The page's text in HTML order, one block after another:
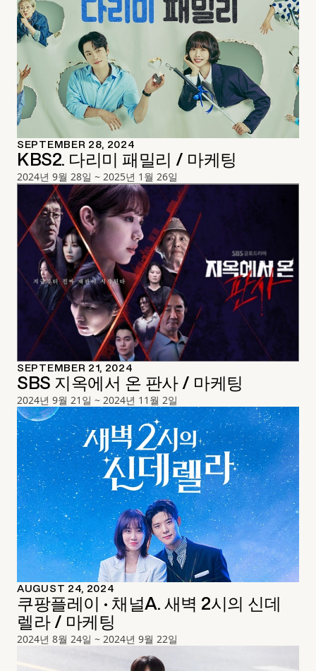
SEPTEMBER 28, 2024
KBS2. 다리미 패밀리 / 마케팅
2024년 9월 28일 ~ 2025년 1월 26일
SEPTEMBER 21, 2024
SBS 지옥에서 온 판사 / 마케팅
2024년 9월 21일 ~ 2024년 11월 2일
AUGUST 24, 2024
쿠팡플레이 · 채널A. 새벽 2시의 신데
렐라 / 마케팅
2024년 8월 24일 ~ 2024년 9월 22일